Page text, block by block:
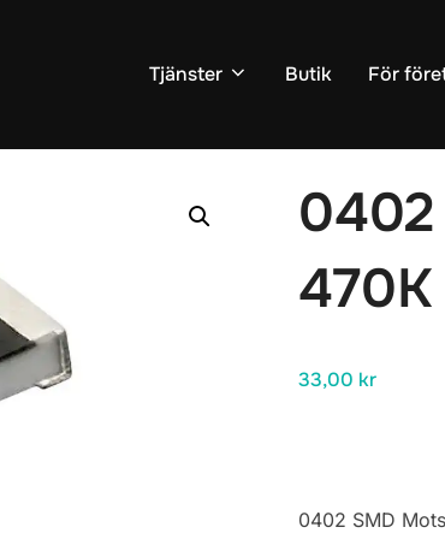
Tjänster Butik För
470K
33,00 kr
0402 SMD